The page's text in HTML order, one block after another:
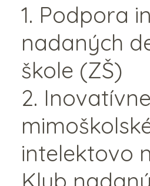
1. Podpora
nadaných
škole (ZŠ)
2.
intelektovo
Klub